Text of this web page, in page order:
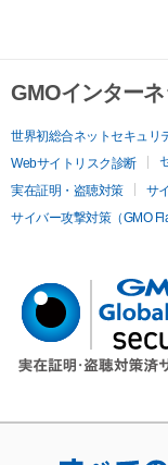
GMOインター
世界初総合ネットセキュリ
Webサイトリスク診断
実在証明・盗聴対策
サ
サイバー攻撃対策（GMO